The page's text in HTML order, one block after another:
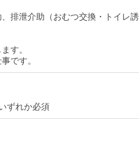
排泄介助（おむつ交換・トイレ誘
す。
です。
ずれか必須